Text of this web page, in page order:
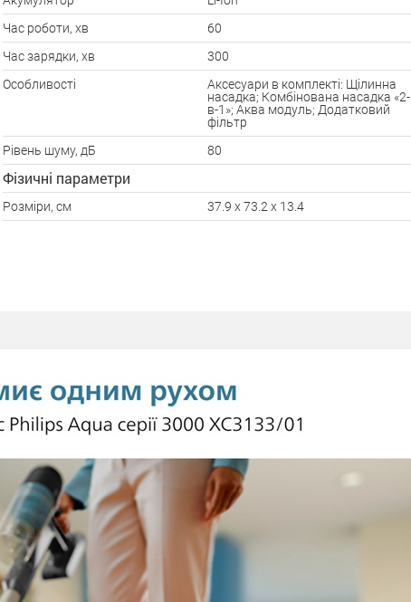
Час роботи, хв
60
Час зарядки, хв
300
Особливості
Аксесуари в комплекті: Щілинна
насадка; Комбінована насадка «2-
в-1»; Аква модуль; Додатковий
фільтр
Рівень шуму, дБ
80
Фізичні параметри
Розміри, см 37.9 х 73.2 х 13.4